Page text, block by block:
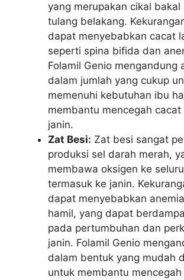
yang merupakan cikal bakal
tulang belakang.
dapat menyebabkan cacat
seperti spina bifida dan
Folamil Genio mengandung
dalam jumlah yang cukup
memenuhi kebutuhan ibu
membantu mencegah cacat
janin.
Zat Besi: Zat besi sangat
produksi sel darah merah,
membawa oksigen ke
termasuk ke janin.
dapat menyebabkan
hamil, yang dapat
pada pertumbuhan dan
janin. Folamil Genio
dalam bentuk yang mudah
untuk membantu